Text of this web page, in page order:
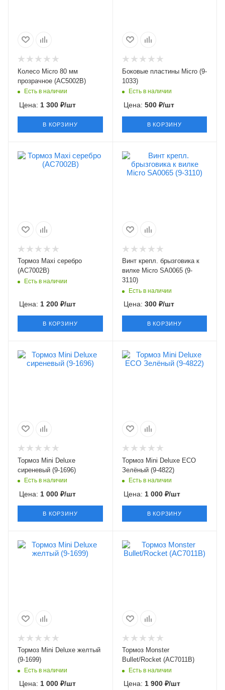
Колесо Micro 80 мм
прозрачное (AC5002B)
Есть в наличии
Цена: 1 300 ₽/шт
В КОРЗИНУ
Боковые пластины Micro (9-
1033)
Есть в наличии
Цена: 500₽/шт
В КОРЗИНУ
Тормоз Maxi серебро
(АС7002В)
Есть в наличии
Цена: 1 200 ₽/шт
В КОРЗИНУ
Винт крепл. брызговика к
вилке Micro SA0065 (9-
3110)
Есть в наличии
Цена: 300₽/шт
В КОРЗИНУ
Тормоз Mini Deluxe
сиреневый (9-1696)
Есть в наличии
Цена: 1 000 ₽/шт
В КОРЗИНУ
Тормоз Mini Deluxe ECO
Зелёный (9-4822)
Есть в наличии
Цена: 1 000₽/шт
В КОРЗИНУ
Тормоз Mini Deluxe желтый
(9-1699)
Есть в наличии
Цена: 1 000 ₽/шт
Тормоз Monster
Bullet/Rocket (АС7011B)
Есть в наличии
Цена: 1 900₽/шт